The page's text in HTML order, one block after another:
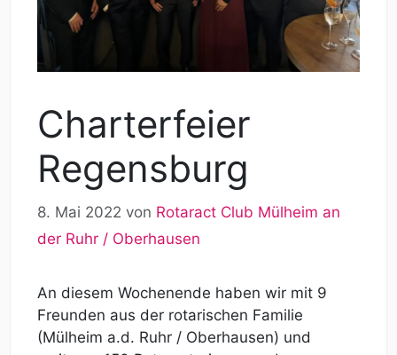
Charterfeier
Regensburg
8. Mai 2022 von Rotaract Club Mülheim an
der Ruhr / Oberhausen
An diesem Wochenende haben wir mit 9
Freunden aus der rotarischen Familie
(Mülheim a.d. Ruhr / Oberhausen) und